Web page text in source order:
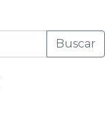
Buscar